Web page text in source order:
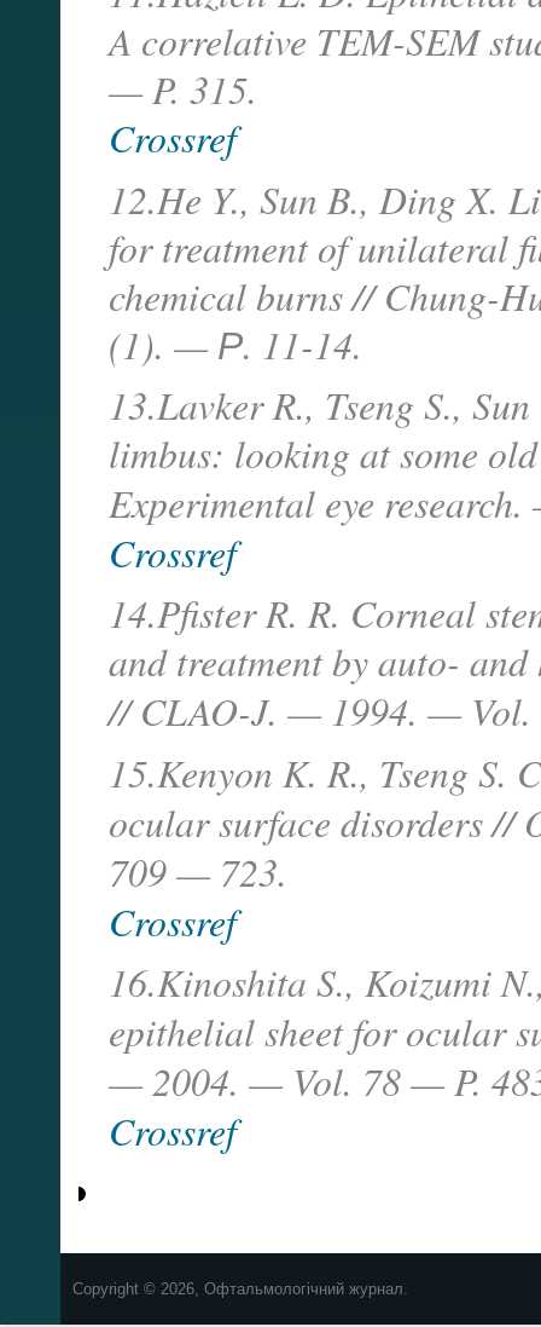
A correlative TEM-SEM
— P. 315.
Crossref
12.He Y., Sun B., Ding X.
for treatment of unilateral
chemical burns // Chung-
(1). — Р. 11-14.
13.Lavker R., Tseng S.,
limbus: looking at some
Experimental eye
Crossref
14.Pfister R. R. Corneal
and treatment by auto-
// CLAO-J. — 1994. —
15.Kenyon K. R., Tseng
ocular surface disorders //
709 — 723.
Crossref
16.Kinoshita S., Koizumi
epithelial sheet for ocular
— 2004. — Vol. 78 — P.
Crossref
Copyright © 2026, Офтальмологічний журнал.